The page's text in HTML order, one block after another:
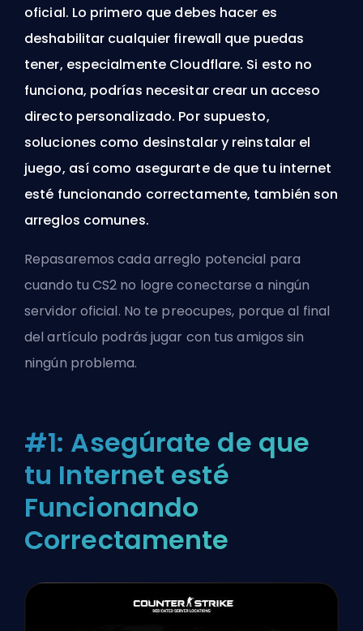
oficial. Lo primero que debes hacer es
deshabilitar cualquier firewall que puedas
tener, especialmente Cloudflare. Si esto no
funciona, podrías necesitar crear un acceso
directo personalizado. Por supuesto,
soluciones como desinstalar y reinstalar el
juego, así como asegurarte de que tu internet
esté funcionando correctamente, también son
arreglos comunes.
Repasaremos cada arreglo potencial para
cuando tu CS2 no logre conectarse a ningún
servidor oficial. No te preocupes, porque al final
del artículo podrás jugar con tus amigos sin
ningún problema.
#1: Asegúrate de que
tu Internet esté
Funcionando
Correctamente